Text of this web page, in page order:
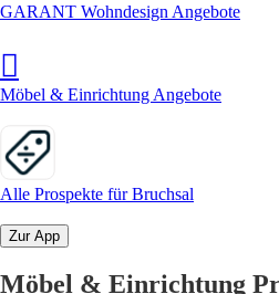
GARANT Wohndesign Angebote
Möbel & Einrichtung Angebote
Alle Prospekte für Bruchsal
Zur App
Möbel & Einrichtung